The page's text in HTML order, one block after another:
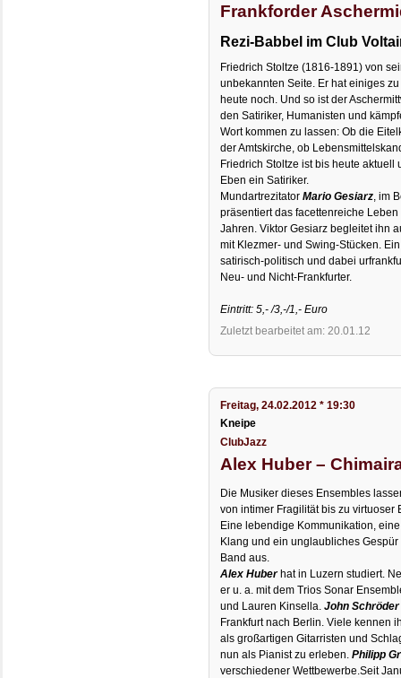
Frankforder
Rezi-Babbel im Club
Friedrich Stoltze (1816-1891) von
unbekannten Seite. Er hat einiges
heute noch. Und so ist der
den Satiriker, Humanisten und
Wort kommen zu lassen: Ob die
der Amtskirche, ob
Friedrich Stoltze ist bis heute
Eben ein Satiriker.
MundartrezitatorMario Gesiarz, im
präsentiert das facettenreiche
Jahren. Viktor Gesiarz begleitet ihn
mit Klezmer- und Swing-Stücken.
satirisch-politisch und dabei
Neu- und Nicht-Frankfurter.
Eintritt: 5,- /3,-/1,- Euro
Zuletzt bearbeitet am: 20.01.12
Freitag, 24.02.2012 * 19:30
Kneipe
ClubJazz
Alex Huber –
Die Musiker dieses Ensembles
von intimer Fragilität bis zu virtuoser
Eine lebendige Kommunikation,
Klang und ein unglaubliches
Band aus.
Alex Huberhat in Luzern studiert.
er u. a. mit dem Trios Sonar
und Lauren Kinsella.John Schröder
Frankfurt nach Berlin. Viele kennen
als großartigen Gitarristen und
nun als Pianist zu erleben.Philipp
verschiedener Wettbewerbe.Seit